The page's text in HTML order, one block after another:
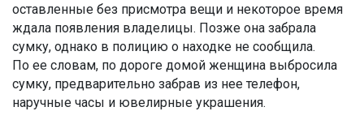
оставленные без присмотра вещи и некоторое время
ждала появления владелицы. Позже она забрала
сумку, однако в полицию о находке не сообщила.
По ее словам, по дороге домой женщина выбросила
сумку, предварительно забрав из нее телефон,
наручные часы и ювелирные украшения.